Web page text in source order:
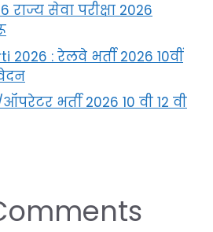
राज्य सेवा परीक्षा 2026
2026 : रेलवे भर्ती 2026 10वीं
भर्ती 2026 10 वी 12 वी